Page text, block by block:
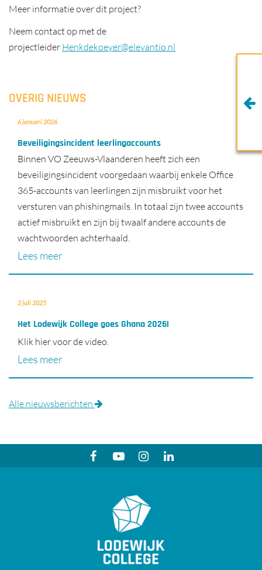
Meer informatie over dit project?
Neem contact op met de
projectleider Henkdekoeyer@elevantio.nl
OVERIG NIEUWS
6 januari 2026
Beveiligingsincident leerlingaccounts
Binnen VO Zeeuws-Vlaanderen heeft zich een
beveiligingsincident voorgedaan waarbij enkele Office
365-accounts van leerlingen zijn misbruikt voor het
versturen van phishingmails. In totaal zijn twee accounts
actief misbruikt en zijn bij twaalf andere accounts de
wachtwoorden achterhaald.
Lees meer
2 juli 2025
Het Lodewijk College goes Ghana 2026!
Klik hier voor de video.
Lees meer
Alle nieuwsberichten